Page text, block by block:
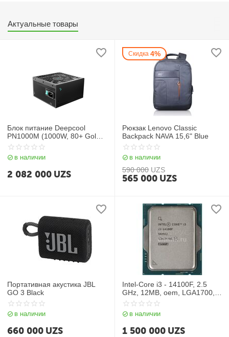
Актуальные товары
Блок питание Deepcool
PN1000M (1000W, 80+ Gold,
APFC, 20+4 pin)
в наличии
2 082 000 UZS
Скидка 4%
Рюкзак Lenovo Classic
Backpack NAVA 15,6" Blue
в наличии
590 000 UZS
565 000 UZS
Портативная акустика JBL
GO 3 Black
в наличии
660 000 UZS
Intel-Core i3 - 14100F, 2.5
GHz, 12MB, oem, LGA1700,
Raptor Lake
в наличии
1 500 000 UZS